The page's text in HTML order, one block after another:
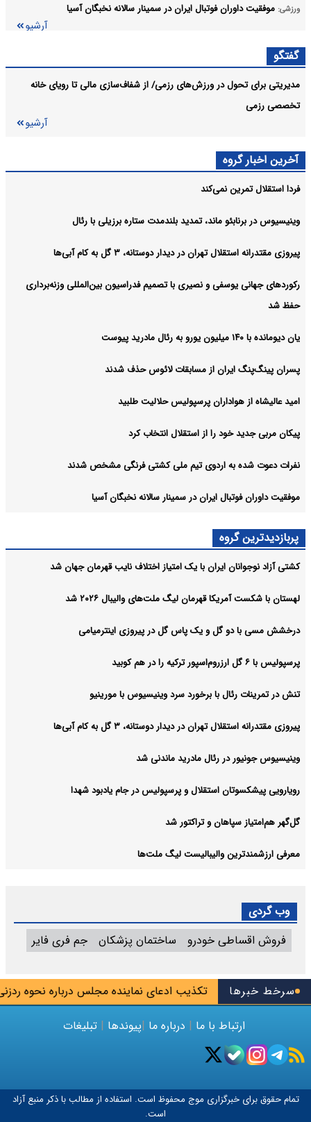
سرخط خبرها تکذیب ادعای نماینده مجلس درباره نحوه ردزنی
ورزشی: موفقیت داوران فوتبال ایران در سمینار سالانه نخبگان آسیا
آرشیو
گفتگو
مدیریتی برای تحول در ورزش‌های رزمی/ از شفاف‌سازی مالی تا رویای خانه
تخصصی رزمی
آرشیو
آخرین اخبار گروه
فردا استقلال تمرین نمی‌کند
وینیسیوس در برنابئو ماند، تمدید بلندمدت ستاره برزیلی با رئال
پیروزی مقتدرانه استقلال تهران در دیدار دوستانه، ۳ گل به کام آبی‌ها
رکوردهای جهانی یوسفی و نصیری با تصمیم فدراسیون بین‌المللی وزنه‌برداری
حفظ شد
یان دیومانده با ۱۴۰ میلیون یورو به رئال مادرید پیوست
پسران پینگ‌پنگ ایران از مسابقات لائوس حذف شدند
امید عالیشاه از هواداران پرسپولیس حلالیت طلبید
پیکان مربی جدید خود را از استقلال انتخاب کرد
نفرات دعوت شده به اردوی تیم ملی کشتی فرنگی مشخص شدند
موفقیت داوران فوتبال ایران در سمینار سالانه نخبگان آسیا
پربازدیدترین گروه
کشتی آزاد نوجوانان ایران با یک امتیاز اختلاف نایب قهرمان جهان شد
لهستان با شکست آمریکا قهرمان لیگ ملت‌های والیبال ۲۰۲۶ شد
درخشش مسی با دو گل و یک پاس گل در پیروزی اینترمیامی
پرسپولیس با ۶ گل ارزروم‌اسپور ترکیه را در هم کوبید
تنش در تمرینات رئال با برخورد سرد وینیسیوس با مورینیو
پیروزی مقتدرانه استقلال تهران در دیدار دوستانه، ۳ گل به کام آبی‌ها
وینیسیوس جونیور در رئال مادرید ماندنی شد
رویارویی پیشکسوتان استقلال و پرسپولیس در جام یادبود شهدا
گل‌گهر هم‌امتیاز سپاهان و تراکتور شد
معرفی ارزشمندترین والیبالیست لیگ ملت‌ها
وب گردی
فروش اقساطی خودرو
ساختمان پزشکان جم فری فایر
ارتباط با ما | درباره ما |پیوندها | تبلیغات
تمام حقوق برای خبرگزاری موج محفوظ است. استفاده از مطالب با ذکر منبع آزاد
است.